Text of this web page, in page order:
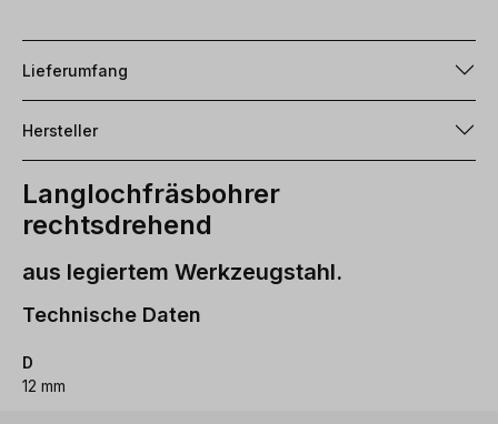
Lieferumfang
Hersteller
Langlochfräsbohrer
rechtsdrehend
aus legiertem Werkzeugstahl.
Technische Daten
D
12 mm